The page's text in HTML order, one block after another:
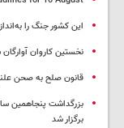
این کشور جنگ را
نخستین کاروان آوارگان سره‌کانی پس از ۷
قانون صلح به صحن
بزرگداشت پنجاهمین
برگزار شد